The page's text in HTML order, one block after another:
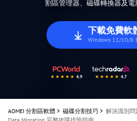
割區管理器、磁碟轉換器及電
下載免費軟
Windows 11/10/
AOMEI 分割區軟體 > 磁碟分割技巧 > 解決識別問